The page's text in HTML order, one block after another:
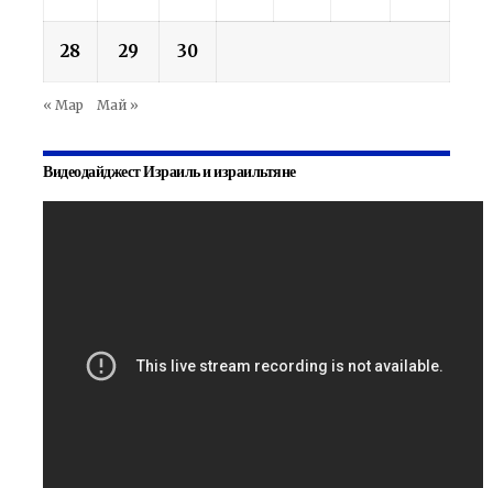
28 29 30
« Мар Май »
Видеодайджест Израиль и израильтяне